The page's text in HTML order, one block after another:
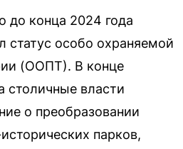
до конца 2024 года
статус особо охраняемой
(ООПТ). В конце
столичные власти
о преобразовании
парков,